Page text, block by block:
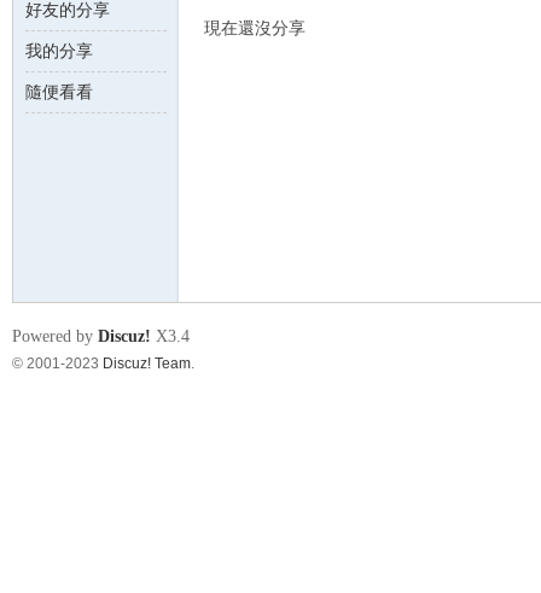
Ca›
好友的分享
我的分享
隨便看看
現在還沒分享
Powered by Discuz! X3.4
© 2001-2023 Discuz! Team.